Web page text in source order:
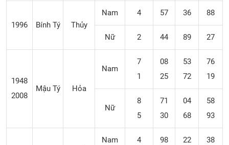
1996 Bính Tý Thủy
Nam 4 57 36 88
Nữ 2 44 89 27
1948
2008
Mậu Tý Hỏa
Nam
7
1
08
25
53
72
76
19
Nữ
8
5
71
30
04
68
58
93
Nam 4 98 22 38